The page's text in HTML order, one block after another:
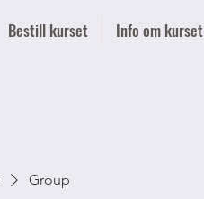
Bestill kurset Info om kurset
Group